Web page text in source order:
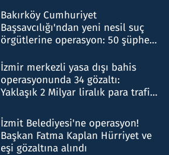
Bakırköy Cumhuriyet
Başsavcılığı'ndan yeni nesil suç
örgütlerine operasyon: 50 şüpheli
İzmir merkezli yasa dışı bahis
operasyonunda 34 gözaltı:
Yaklaşık 2 Milyar liralık para trafiği
İzmit Belediyesi'ne operasyon!
Başkan Fatma Kaplan Hürriyet ve
eşi gözaltına alındı